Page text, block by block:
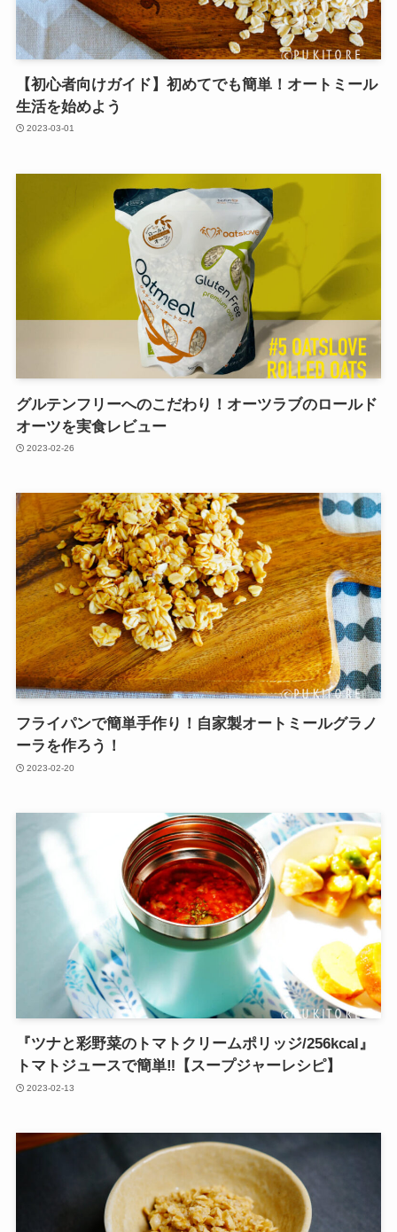
【初心者向けガイド】初めてでも簡単！オートミール
生活を始めよう
2023-03-01
グルテンフリーへのこだわり！オーツラブのロールド
オーツを実食レビュー
2023-02-26
フライパンで簡単手作り！自家製オートミールグラノ
ーラを作ろう！
2023-02-20
『ツナと彩野菜のトマトクリームポリッジ/256kcal』
トマトジュースで簡単‼︎【スープジャーレシピ】
2023-02-13